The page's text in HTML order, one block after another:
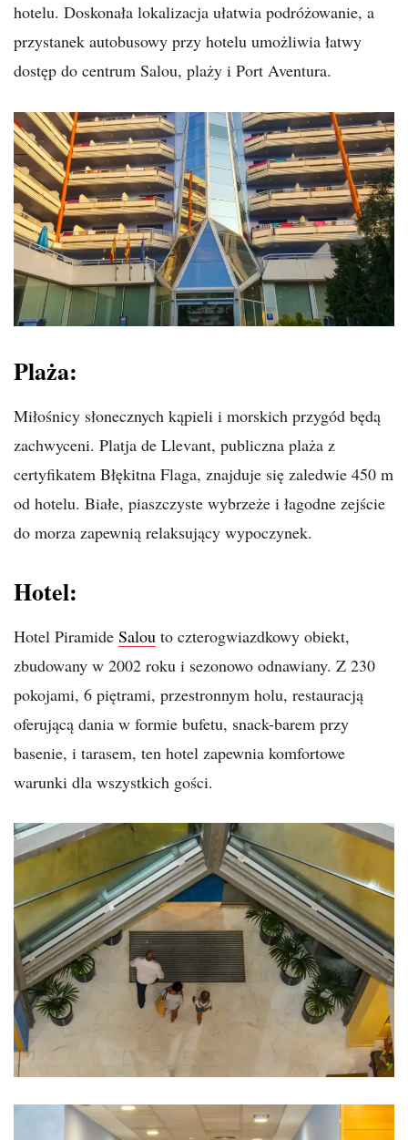
hotelu. Doskonała lokalizacja ułatwia podróżowanie, a
przystanek autobusowy przy hotelu umożliwia łatwy
dostęp do centrum Salou, plaży i Port Aventura.
Plaża:
Miłośnicy słonecznych kąpieli i morskich przygód będą
zachwyceni. Platja de Llevant, publiczna plaża z
certyfikatem Błękitna Flaga, znajduje się zaledwie 450 m
od hotelu. Białe, piaszczyste wybrzeże i łagodne zejście
do morza zapewnią relaksujący wypoczynek.
Hotel:
Hotel Piramide Salou to czterogwiazdkowy obiekt,
zbudowany w 2002 roku i sezonowo odnawiany. Z 230
pokojami, 6 piętrami, przestronnym holu, restauracją
oferującą dania w formie bufetu, snack-barem przy
basenie, i tarasem, ten hotel zapewnia komfortowe
warunki dla wszystkich gości.